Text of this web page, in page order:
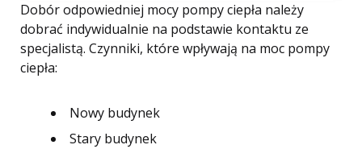
Dobór odpowiedniej mocy pompy ciepła należy
dobrać indywidualnie na podstawie kontaktu ze
specjalistą. Czynniki, które wpływają na moc pompy
ciepła:
Nowy budynek
Stary budynek